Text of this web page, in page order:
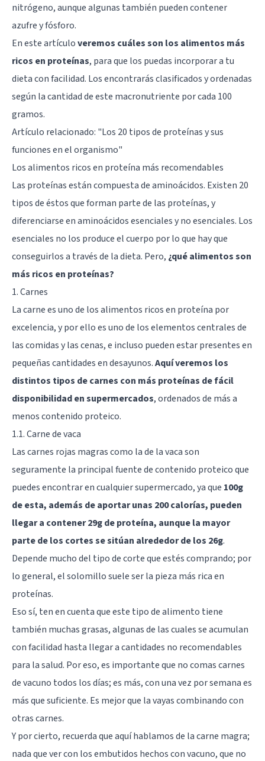
nitrógeno, aunque algunas también pueden contener
azufre y fósforo.
En este artículoveremos cuáles son los alimentos más
ricos en proteínas, para que los puedas incorporar a tu
dieta con facilidad. Los encontrarás clasificados y ordenadas
según la cantidad de este macronutriente por cada 100
gramos.
Artículo relacionado: "Los 20 tipos de proteínas y sus
funciones en el organismo"
Los alimentos ricos en proteína más recomendables
Las proteínas están compuesta de aminoácidos. Existen 20
tipos de éstos que forman parte de las proteínas, y
diferenciarse en aminoácidos esenciales y no esenciales. Los
esenciales no los produce el cuerpo por lo que hay que
conseguirlos a través de la dieta. Pero, ¿qué alimentos son
más ricos en proteínas?
1. Carnes
La carne es uno de los alimentos ricos en proteína por
excelencia, y por ello es uno de los elementos centrales de
las comidas y las cenas, e incluso pueden estar presentes en
pequeñas cantidades en desayunos.Aquí veremos los
distintos tipos de carnes con más proteínas de fácil
disponibilidad en supermercados, ordenados de más a
menos contenido proteico.
1.1. Carne de vaca
Las carnes rojas magras como la de la vaca son
seguramente la principal fuente de contenido proteico que
puedes encontrar en cualquier supermercado, ya que 100g
de esta, además de aportar unas 200 calorías, pueden
llegar a contener 29g de proteína, aunque la mayor
parte de los cortes se sitúan alrededor de los 26g.
Depende mucho del tipo de corte que estés comprando; por
lo general, el solomillo suele ser la pieza más rica en
proteínas.
Eso sí, ten en cuenta que este tipo de alimento tiene
también muchas grasas, algunas de las cuales se acumulan
con facilidad hasta llegar a cantidades no recomendables
para la salud. Por eso, es importante que no comas carnes
de vacuno todos los días; es más, con una vez por semana es
más que suficiente. Es mejor que la vayas combinando con
otras carnes.
Y por cierto, recuerda que aquí hablamos de la carne magra;
nada que ver con los embutidos hechos con vacuno, que no